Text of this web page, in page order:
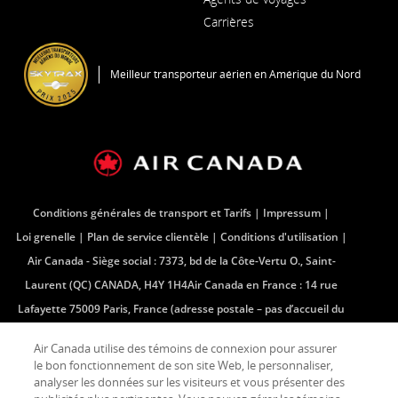
Carrières
nouvelle
Meilleur transporteur aérien en Amérique du Nord
Conditions générales de transport et Tarifs
Impressum
Loi grenelle
Plan de service clientèle
Conditions d'utilisation
Air Canada - Siège social : 7373, bd de la Côte-Vertu O., Saint-
Laurent (QC) CANADA, H4Y 1H4Air Canada en France : 14 rue
Lafayette 75009 Paris, France (adresse postale – pas d’accueil du
Air Canada en France : 14 rue Lafayette 75009 Paris, France
(adresse postale â pas dâ accueil du public)
Air Canada utilise des témoins de connexion pour assurer
le bon fonctionnement de son site Web, le personnaliser,
analyser les données sur les visiteurs et vous présenter des